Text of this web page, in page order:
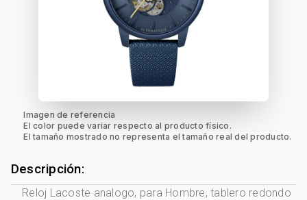
Imagen de referencia
El color puede variar respecto al producto físico.
El tamaño mostrado no representa el tamaño real del producto.
Descripción:
Reloj Lacoste analogo, para Hombre, tablero redondo